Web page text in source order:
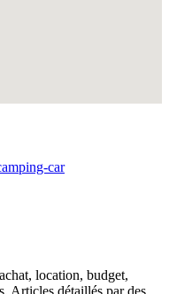
car
location, budget,